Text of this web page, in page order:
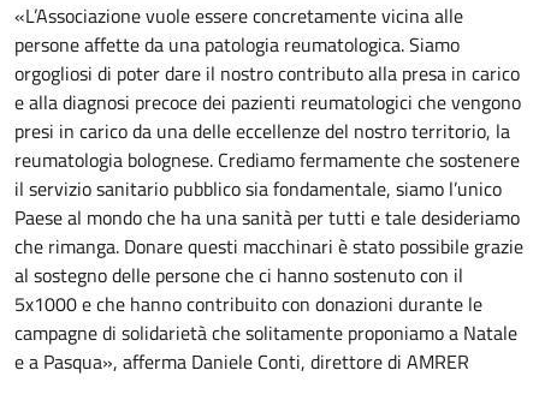
«L’Associazione vuole essere concretamente vicina alle
persone affette da una patologia reumatologica. Siamo
orgogliosi di poter dare il nostro contributo alla presa in carico
e alla diagnosi precoce dei pazienti reumatologici che vengono
presi in carico da una delle eccellenze del nostro territorio, la
reumatologia bolognese. Crediamo fermamente che sostenere
il servizio sanitario pubblico sia fondamentale, siamo l’unico
Paese al mondo che ha una sanità per tutti e tale desideriamo
che rimanga. Donare questi macchinari è stato possibile grazie
al sostegno delle persone che ci hanno sostenuto con il
5x1000 e che hanno contribuito con donazioni durante le
campagne di solidarietà che solitamente proponiamo a Natale
e a Pasqua», afferma Daniele Conti, direttore di AMRER